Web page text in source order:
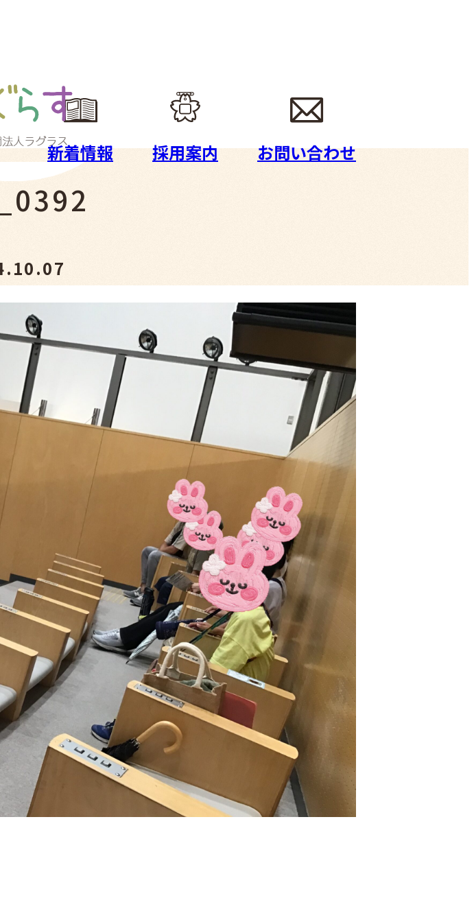
新着情報 採用案内 お問い合わせ